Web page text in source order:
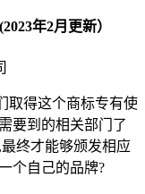
年2月更新）
取得这个商标专有使
要到的相关部门了
终才能够颁发相应
个自己的品牌?